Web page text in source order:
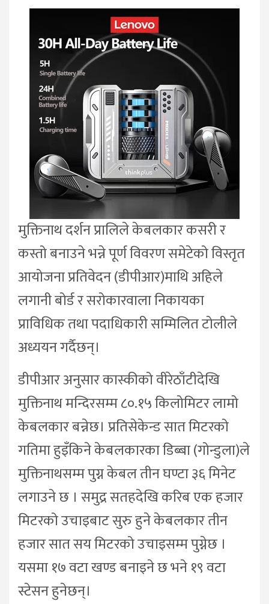
मुक्तिनाथ दर्शन प्रालिले केबलकार कसरी र
कस्तो बनाउने भन्ने पूर्ण विवरण समेटेको विस्तृत
आयोजना प्रतिवेदन (डीपीआर)माथि अहिले
लगानी बोर्ड र सरोकारवाला निकायका
प्राविधिक तथा पदाधिकारी सम्मिलित टोलीले
अध्ययन गर्दैछन्।
डीपीआर अनुसार कास्कीको वीरेठाँटीदेखि
मुक्तिनाथ मन्दिरसम्म ८०.१५ किलोमिटर लामो
केबलकार बन्नेछ। प्रतिसेकेन्ड सात मिटरको
गतिमा हुइँकिने केबलकारका डिब्बा (गोन्डुला)ले
मुक्तिनाथसम्म पुग्न केबल तीन घण्टा ३६ मिनेट
लगाउने छ । समुद्र सतहदेखि करिब एक हजार
मिटरको उचाइबाट सुरु हुने केबलकार तीन
हजार सात सय मिटरको उचाइसम्म पुग्नेछ ।
यसमा १७ वटा खण्ड बनाइने छ भने १९ वटा
स्टेसन हुनेछन्।